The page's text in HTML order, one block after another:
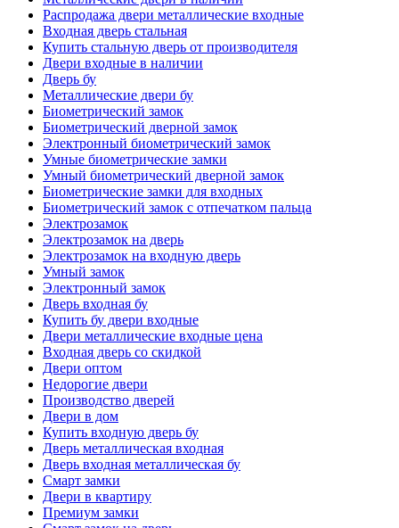
Распродажа двери металлические входные
Входная дверь стальная
Купить стальную дверь от производителя
Двери входные в наличии
Дверь бу
Металлические двери бу
Биометрический замок
Биометрический дверной замок
Электронный биометрический замок
Умные биометрические замки
Умный биометрический дверной замок
Биометрические замки для входных
Биометрический замок с отпечатком пальца
Электрозамок
Электрозамок на дверь
Электрозамок на входную дверь
Умный замок
Электронный замок
Дверь входная бу
Купить бу двери входные
Двери металлические входные цена
Входная дверь со скидкой
Двери оптом
Недорогие двери
Производство дверей
Двери в дом
Купить входную дверь бу
Дверь металлическая входная
Дверь входная металлическая бу
Смарт замки
Двери в квартиру
Премиум замки